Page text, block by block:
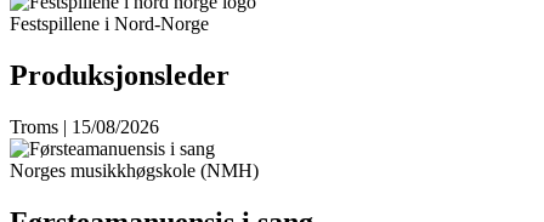
Festspillene i Nord-Norge
Produksjonsleder
Troms | 15/08/2026
Norges musikkhøgskole (NMH)